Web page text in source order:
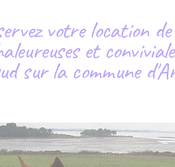
votre location
et
sur la commune